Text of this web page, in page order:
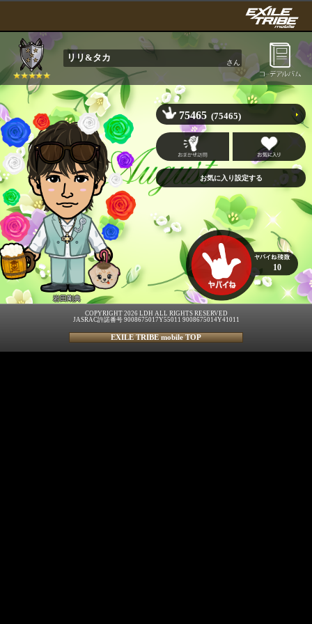
リリ&タカ さん
岩田剛典
75465 (75465)
10
COPYRIGHT 2026 LDH ALL RIGHTS RESERVED
JASRAC許諾番号 9008675017Y55011 9008675014Y41011
EXILE TRIBE mobile TOP